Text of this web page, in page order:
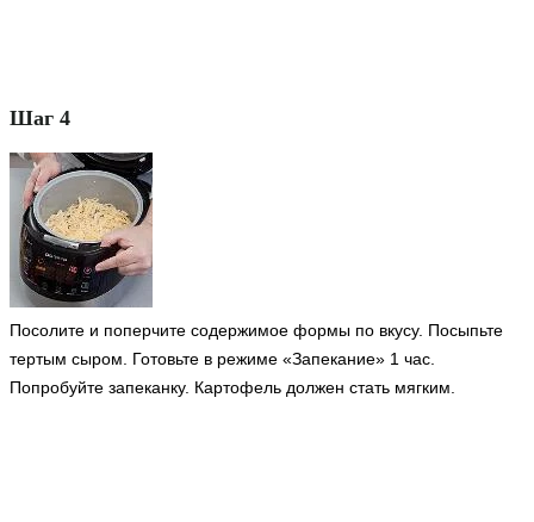
Шаг 4
Посолите и поперчите содержимое формы по вкусу. Посыпьте
тертым сыром. Готовьте в режиме «Запекание» 1 час.
Попробуйте запеканку. Картофель должен стать мягким.